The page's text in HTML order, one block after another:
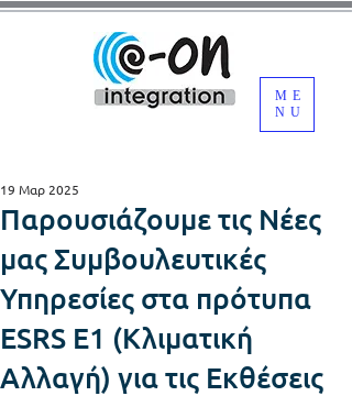
ME
NU
Παρουσιάζουμε τις Νέες
μας Συμβουλευτικές
Υπηρεσίες στα πρότυπα
ESRS E1 (Κλιματική
Αλλαγή) για τις Εκθέσεις
19 Μαρ 2025